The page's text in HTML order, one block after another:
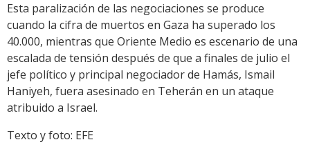
Esta paralización de las negociaciones se produce
cuando la cifra de muertos en Gaza ha superado los
40.000, mientras que Oriente Medio es escenario de una
escalada de tensión después de que a finales de julio el
jefe político y principal negociador de Hamás, Ismail
Haniyeh, fuera asesinado en Teherán en un ataque
atribuido a Israel.
Texto y foto: EFE